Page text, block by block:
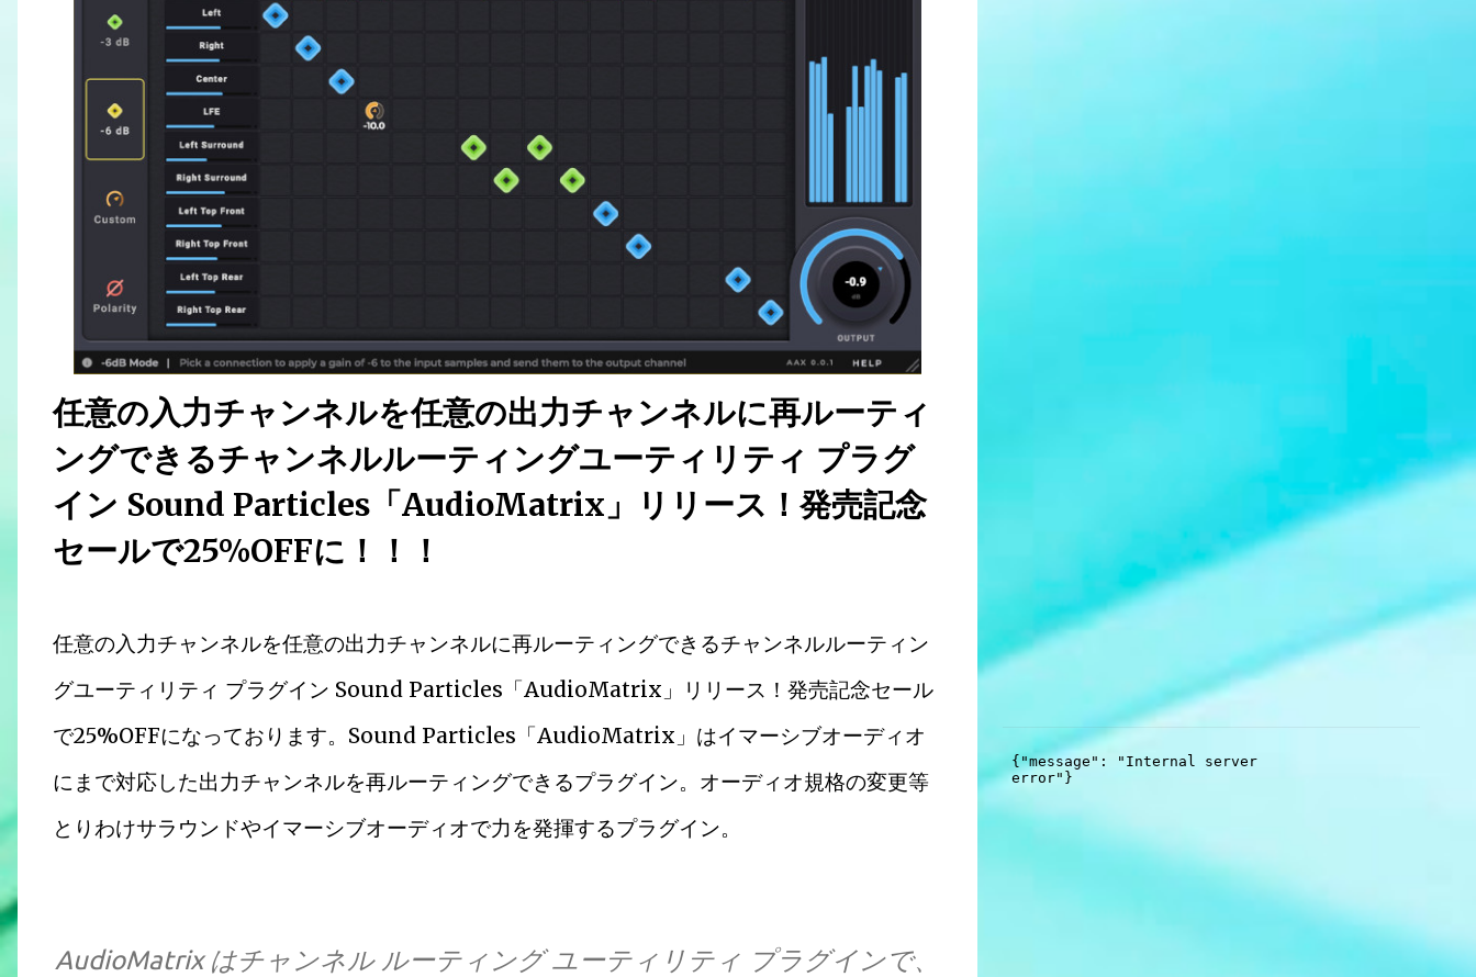
任意の入力チャンネルを任意の出力チャンネルに再ルーティ
ングできるチャンネルルーティングユーティリティ プラグ
イン Sound Particles「AudioMatrix」リリース！発売記念
セールで25%OFFに！！！
任意の入力チャンネルを任意の出力チャンネルに再ルーティングできるチャンネルルーティン
グユーティリティ プラグイン Sound Particles「AudioMatrix」リリース！発売記念セール
で25%OFFになっております。Sound Particles「AudioMatrix」はイマーシブオーディオ
にまで対応した出力チャンネルを再ルーティングできるプラグイン。オーディオ規格の変更等
とりわけサラウンドやイマーシブオーディオで力を発揮するプラグイン。
AudioMatrix はチャンネル ルーティング ユーティリティ プラグインで、